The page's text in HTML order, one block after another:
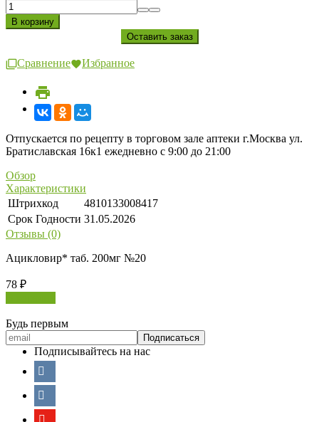
Сравнение Избранное
Отпускается по рецепту в торговом зале аптеки г.Москва ул.
Братиславская 16к1 ежедневно с 9:00 до 21:00
Обзор
Характеристики
Штрихкод
4810133008417
Срок Годности 31.05.2026
Отзывы (0)
Ацикловир* таб. 200мг №20
78 ₽
Будь первым
Подписывайтесь на нас